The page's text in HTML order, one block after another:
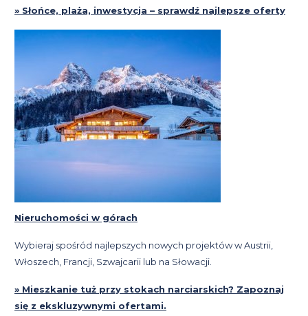
» Słońce, plaża, inwestycja – sprawdź najlepsze oferty
Nieruchomości w górach
Wybieraj spośród najlepszych nowych projektów w Austrii,
Włoszech, Francji, Szwajcarii lub na Słowacji.
» Mieszkanie tuż przy stokach narciarskich? Zapoznaj
się z ekskluzywnymi ofertami.